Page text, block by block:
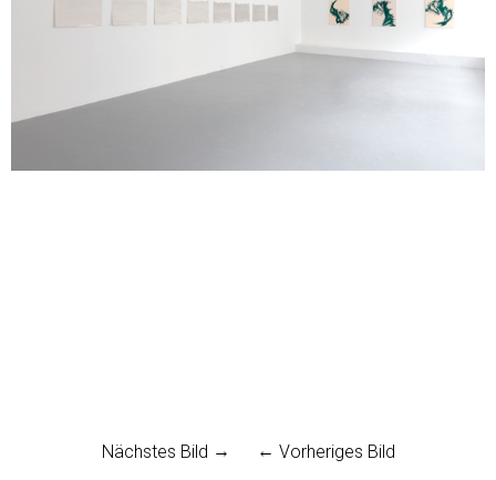
Nächstes Bild Vorheriges Bild